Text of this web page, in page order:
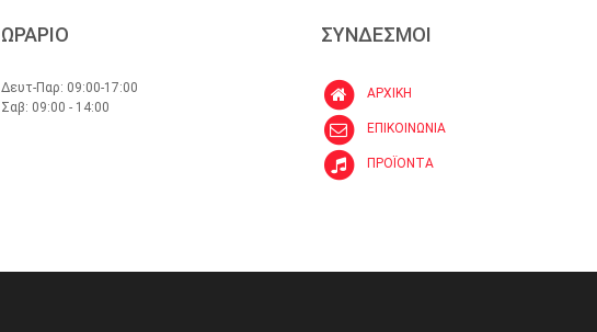
ΩΡΑΡΙΟ
Δευτ-Παρ: 09:00-17:00
Σαβ: 09:00 - 14:00
ΣΥΝΔΕΣΜΟΙ
ΑΡΧΙΚΗ
ΕΠΙΚΟΙΝΩΝΙΑ
ΠΡΟΪΟΝΤΑ